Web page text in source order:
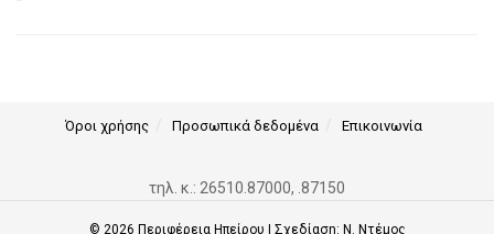
Όροι χρήσης Προσωπικά δεδομένα Επικοινωνία
τηλ. κ.: 26510.87000, .87150
© 2026 Περιφέρεια Ηπείρου | Σχεδίαση: Ν. Ντέμος